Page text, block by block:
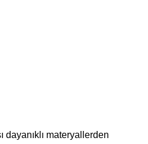
materyallerden